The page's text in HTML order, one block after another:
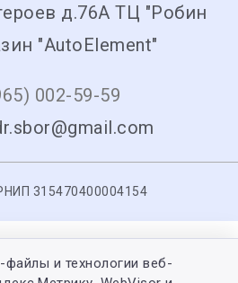
д.76А ТЦ "Робин
"AutoElement"
002-59-59
315470400004154
и технологии веб-